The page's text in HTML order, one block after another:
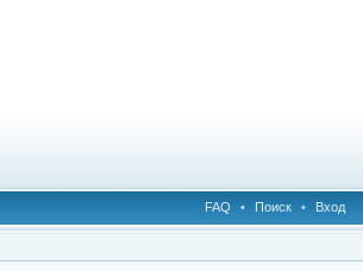
FAQ • Поиск • Вход